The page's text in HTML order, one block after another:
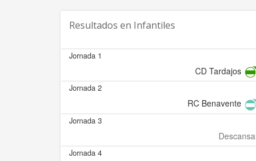
Resultados en Infantiles
Jornada 1
CD Tardajos
Jornada 2
RC Benavente
Jornada 3
Jornada 4